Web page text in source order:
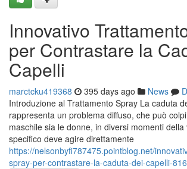
Innovativo
per Contrastare la
Capelli
marctcku419368 395 days ago News
Introduzione al Trattamento Spray La caduta
rappresenta un problema diffuso, che può
maschile sia le donne, in diversi momenti
specifico deve agire direttamente
https://nelsonbyfi787475.pointblog.net/
spray-per-contrastare-la-caduta-dei-capelli-